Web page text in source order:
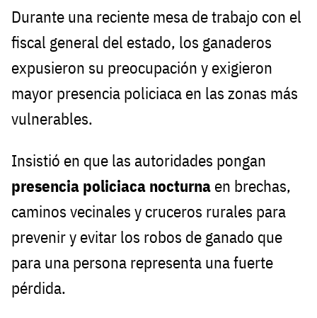
Durante una reciente mesa de trabajo con el
fiscal general del estado, los ganaderos
expusieron su preocupación y exigieron
mayor presencia policiaca en las zonas más
vulnerables.
Insistió en que las autoridades pongan
presencia policiaca nocturna en brechas,
caminos vecinales y cruceros rurales para
prevenir y evitar los robos de ganado que
para una persona representa una fuerte
pérdida.